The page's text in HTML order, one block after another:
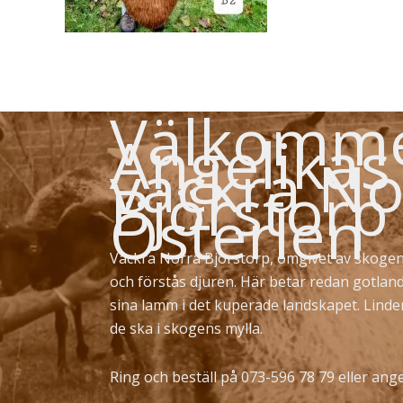
vackra
Björstorp
Österlen
Vackra Norra Björstorp, omgivet av
och förstås djuren. Här betar redan
sina lamm i det kuperade landskapet.
de ska i skogens mylla.
Ring och beställ på 073-596 78 79 eller